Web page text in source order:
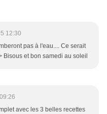
12:30
pas à l'eau.... Ce serait
Bisous et bon samedi au soleil
avec les 3 belles recettes